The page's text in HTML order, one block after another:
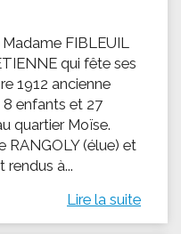
Madame FIBLEUIL
qui fête ses
1912 ancienne
enfants et 27
quartier Moïse.
RANGOLY (élue) et
rendus à...
Lire la suite